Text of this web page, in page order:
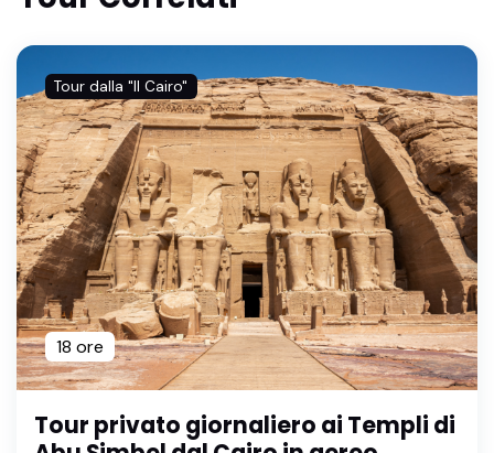
Tour dalla "Il Cairo"
18 ore
Tour privato giornaliero ai Templi di